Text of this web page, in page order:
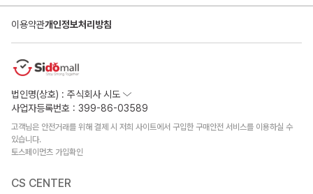
이용약관개인정보처리방침
법인명(상호) : 주식회사 시도
사업자등록번호 : 399-86-03589
고객님은 안전거래를 위해 결제 시 저희 사이트에서 구입한 구매안전 서비스를 이용하실 수
있습니다.
토스페이먼츠 가입확인
CS CENTER